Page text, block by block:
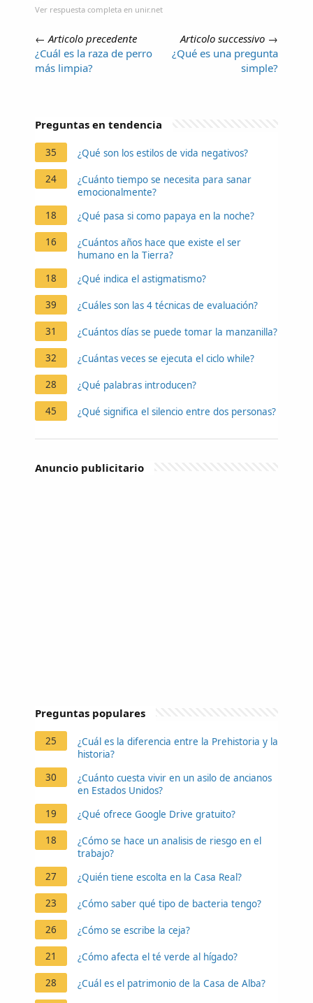
Ver respuesta completa en unir.net
← Articolo precedente
¿Cuál es la raza de perro
más limpia?
Articolo successivo →
¿Qué es una pregunta
simple?
Preguntas en tendencia
35 ¿Qué son los estilos de vida negativos?
24
¿Cuánto tiempo se necesita para sanar
emocionalmente?
18
¿Qué pasa si como papaya en la noche?
16
¿Cuántos años hace que existe el ser
humano en la Tierra?
18
¿Qué indica el astigmatismo?
39 ¿Cuáles son las 4 técnicas de evaluación?
31 ¿Cuántos días se puede tomar la manzanilla?
32 ¿Cuántas veces se ejecuta el ciclo while?
28 ¿Qué palabras introducen?
45 ¿Qué significa el silencio entre dos personas?
Anuncio publicitario
Preguntas populares
25
¿Cuál es la diferencia entre la Prehistoria y la
historia?
30
¿Cuánto cuesta vivir en un asilo de ancianos
en Estados Unidos?
19
¿Qué ofrece Google Drive gratuito?
18
¿Cómo se hace un analisis de riesgo en el
trabajo?
27
¿Quién tiene escolta en la Casa Real?
23 ¿Cómo saber qué tipo de bacteria tengo?
26 ¿Cómo se escribe la ceja?
21 ¿Cómo afecta el té verde al hígado?
28 ¿Cuál es el patrimonio de la Casa de Alba?